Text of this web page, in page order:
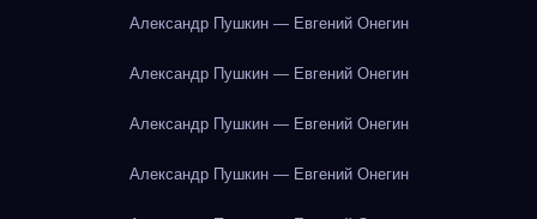
Александр Пушкин — Евгений Онегин
Александр Пушкин — Евгений Онегин
Александр Пушкин — Евгений Онегин
Александр Пушкин — Евгений Онегин